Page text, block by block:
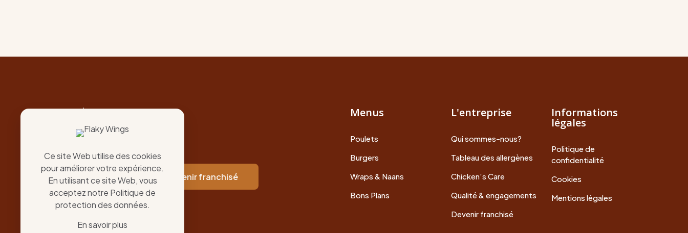
The King of Taste
Chicken's King
Nos restos Devenir franchisé
Menus
Poulets
Burgers
Wraps & Naans
Bons Plans
L'entreprise
Qui sommes-nous?
Tableau des allergènes
Chicken’s Care
Qualité & engagements
Devenir franchisé
Informations
légales
Politique de
confidentialité
Cookies
Mentions légales
Ce site Web utilise des cookies
pour améliorer votre expérience.
En utilisant ce site Web, vous
acceptez notre Politique de
protection des données.
En savoir plus